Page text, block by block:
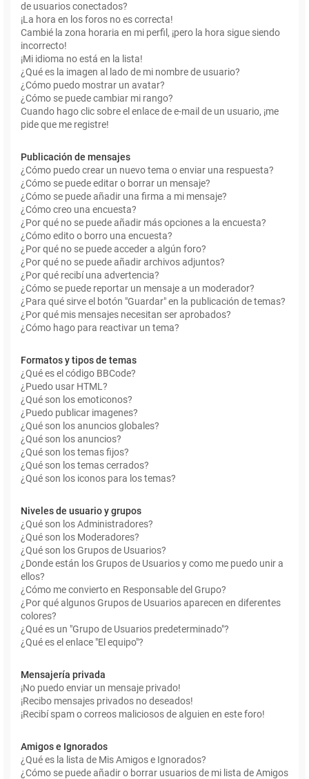
de usuarios conectados?
¡La hora en los foros no es correcta!
Cambié la zona horaria en mi perfil, ¡pero la hora sigue siendo
incorrecto!
¡Mi idioma no está en la lista!
¿Qué es la imagen al lado de mi nombre de usuario?
¿Cómo puedo mostrar un avatar?
¿Cómo se puede cambiar mi rango?
Cuando hago clic sobre el enlace de e-mail de un usuario, ¡me
pide que me registre!
Publicación de mensajes
¿Cómo puedo crear un nuevo tema o enviar una respuesta?
¿Cómo se puede editar o borrar un mensaje?
¿Cómo se puede añadir una firma a mi mensaje?
¿Cómo creo una encuesta?
¿Por qué no se puede añadir más opciones a la encuesta?
¿Cómo edito o borro una encuesta?
¿Por qué no se puede acceder a algún foro?
¿Por qué no se puede añadir archivos adjuntos?
¿Por qué recibí una advertencia?
¿Cómo se puede reportar un mensaje a un moderador?
¿Para qué sirve el botón "Guardar" en la publicación de temas?
¿Por qué mis mensajes necesitan ser aprobados?
¿Cómo hago para reactivar un tema?
Formatos y tipos de temas
¿Qué es el código BBCode?
¿Puedo usar HTML?
¿Qué son los emoticonos?
¿Puedo publicar imagenes?
¿Qué son los anuncios globales?
¿Qué son los anuncios?
¿Qué son los temas fijos?
¿Qué son los temas cerrados?
¿Qué son los iconos para los temas?
Niveles de usuario y grupos
¿Qué son los Administradores?
¿Qué son los Moderadores?
¿Qué son los Grupos de Usuarios?
¿Donde están los Grupos de Usuarios y como me puedo unir a
ellos?
¿Cómo me convierto en Responsable del Grupo?
¿Por qué algunos Grupos de Usuarios aparecen en diferentes
colores?
¿Qué es un "Grupo de Usuarios predeterminado"?
¿Qué es el enlace "El equipo"?
Mensajería privada
¡No puedo enviar un mensaje privado!
¡Recibo mensajes privados no deseados!
¡Recibí spam o correos maliciosos de alguien en este foro!
Amigos e Ignorados
¿Qué es la lista de Mis Amigos e Ignorados?
¿Cómo se puede añadir o borrar usuarios de mi lista de Amigos